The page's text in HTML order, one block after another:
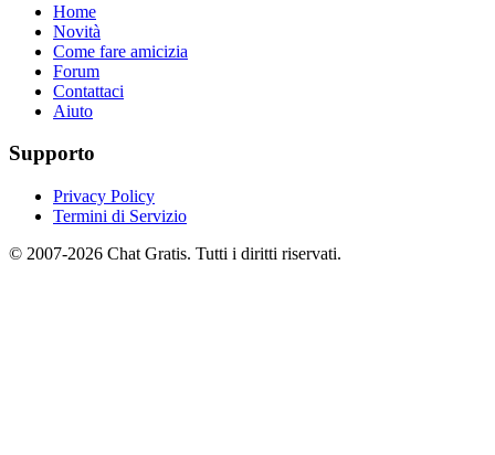
Home
Novità
Come fare amicizia
Forum
Contattaci
Aiuto
Supporto
Privacy Policy
Termini di Servizio
© 2007-2026 Chat Gratis. Tutti i diritti riservati.